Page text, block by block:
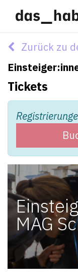
Zurück zu
Tickets
MAG